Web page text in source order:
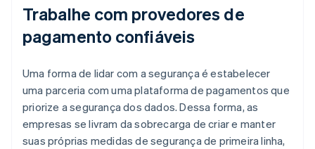
Trabalhe com provedores de
pagamento confiáveis
Uma forma de lidar com a segurança é estabelecer
uma parceria com uma plataforma de pagamentos que
priorize a segurança dos dados. Dessa forma, as
empresas se livram da sobrecarga de criar e manter
suas próprias medidas de segurança de primeira linha,